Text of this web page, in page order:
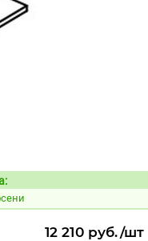
Код:
1124440
12 210 руб./шт